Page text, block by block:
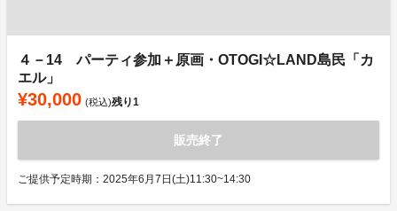
４－14 パーティ参加＋原画・OTOGI☆LAND島民「カ
エル」
¥30,000 (税込)残り1
販売終了
ご提供予定時期：2025年6月7日(土)11:30~14:30